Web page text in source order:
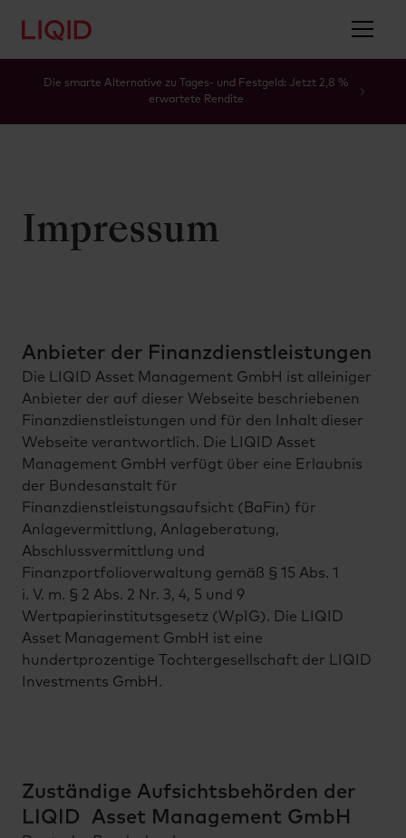
Die smarte Alternative zu Tages- und Festgeld: Jetzt 2,8 %
erwartete Rendite
Impressum
Anbieter der Finanzdienstleistungen
Die LIQID Asset Management GmbH ist alleiniger
Anbieter der auf dieser Webseite beschriebenen
Finanzdienstleistungen und für den Inhalt dieser
Webseite verantwortlich. Die LIQID Asset
Management GmbH verfügt über eine Erlaubnis
der Bundesanstalt für
Finanzdienstleistungsaufsicht (BaFin) für
Anlagevermittlung, Anlageberatung,
Abschlussvermittlung und
Finanzportfolioverwaltung gemäß § 15 Abs. 1
i. V. m. § 2 Abs. 2 Nr. 3, 4, 5 und 9
Wertpapierinstitutsgesetz (WpIG). Die LIQID
Asset Management GmbH ist eine
hundertprozentige Tochtergesellschaft der LIQID
Investments GmbH.
Zuständige Aufsichtsbehörden der
LIQID Asset Management GmbH